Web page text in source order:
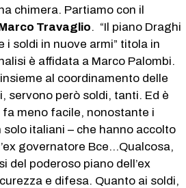
chimera. Partiamo con il
Travaglio. “Il piano Draghi
i soldi in nuove armi” titola in
è affidata a Marco Palombi.
al coordinamento delle
servono però soldi, tanti. Ed è
meno facile, nonostante i
italiani – che hanno accolto
governatore Bce…Qualcosa,
del poderoso piano dell’ex
e difesa. Quanto ai soldi,